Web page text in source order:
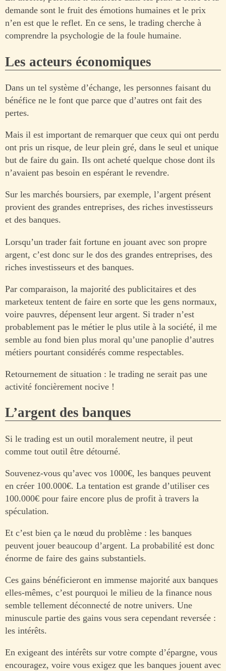
demande sont le fruit des émotions humaines et le prix
n’en est que le reflet. En ce sens, le trading cherche à
comprendre la psychologie de la foule humaine.
Les acteurs économiques
Dans un tel système d’échange, les personnes faisant du
bénéfice ne le font que parce que d’autres ont fait des
pertes.
Mais il est important de remarquer que ceux qui ont perdu
ont pris un risque, de leur plein gré, dans le seul et unique
but de faire du gain. Ils ont acheté quelque chose dont ils
n’avaient pas besoin en espérant le revendre.
Sur les marchés boursiers, par exemple, l’argent présent
provient des grandes entreprises, des riches investisseurs
et des banques.
Lorsqu’un trader fait fortune en jouant avec son propre
argent, c’est donc sur le dos des grandes entreprises, des
riches investisseurs et des banques.
Par comparaison, la majorité des publicitaires et des
marketeux tentent de faire en sorte que les gens normaux,
voire pauvres, dépensent leur argent. Si trader n’est
probablement pas le métier le plus utile à la société, il me
semble au fond bien plus moral qu’une panoplie d’autres
métiers pourtant considérés comme respectables.
Retournement de situation : le trading ne serait pas une
activité foncièrement nocive !
L’argent des banques
Si le trading est un outil moralement neutre, il peut
comme tout outil être détourné.
Souvenez-vous qu’avec vos 1000€, les banques peuvent
en créer 100.000€. La tentation est grande d’utiliser ces
100.000€ pour faire encore plus de profit à travers la
spéculation.
Et c’est bien ça le nœud du problème : les banques
peuvent jouer beaucoup d’argent. La probabilité est donc
énorme de faire des gains substantiels.
Ces gains bénéficieront en immense majorité aux banques
elles-mêmes, c’est pourquoi le milieu de la finance nous
semble tellement déconnecté de notre univers. Une
minuscule partie des gains vous sera cependant reversée :
les intérêts.
En exigeant des intérêts sur votre compte d’épargne, vous
encouragez, voire vous exigez que les banques jouent avec